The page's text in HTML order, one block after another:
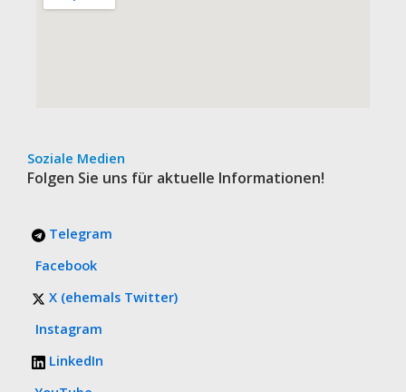
Soziale Medien
Folgen Sie uns für aktuelle Informationen!
Telegram
Facebook
X (ehemals Twitter)
Instagram
LinkedIn